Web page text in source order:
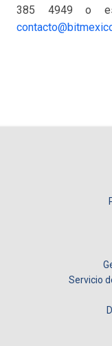
385 4949 o
Servicio